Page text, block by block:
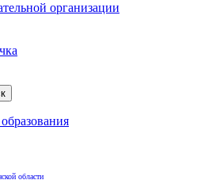
организации
области